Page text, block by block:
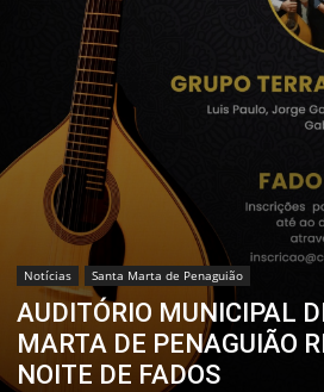
Notícias Santa Marta de Penaguião
AUDITÓRIO MUNICIPAL
MARTA DE PENAGUIÃO
NOITE DE FADOS